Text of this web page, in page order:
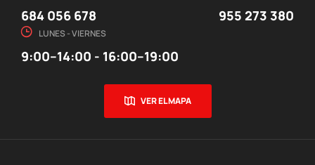
684 056 678 955 273 380
LUNES - VIERNES
9:00–14:00 - 16:00–19:00
VER EL MAPA